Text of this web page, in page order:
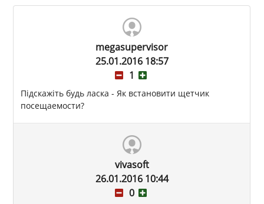
megasupervisor
25.01.2016 18:57
1
Підскажіть будь ласка - Як встановити щетчик
посещаемости?
vivasoft
26.01.2016 10:44
0